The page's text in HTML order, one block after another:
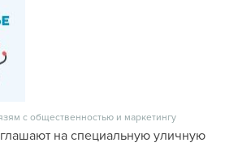
с общественностью и маркетингу
на специальную уличную